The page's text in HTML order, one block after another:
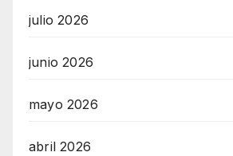
julio 2026
junio 2026
mayo 2026
abril 2026